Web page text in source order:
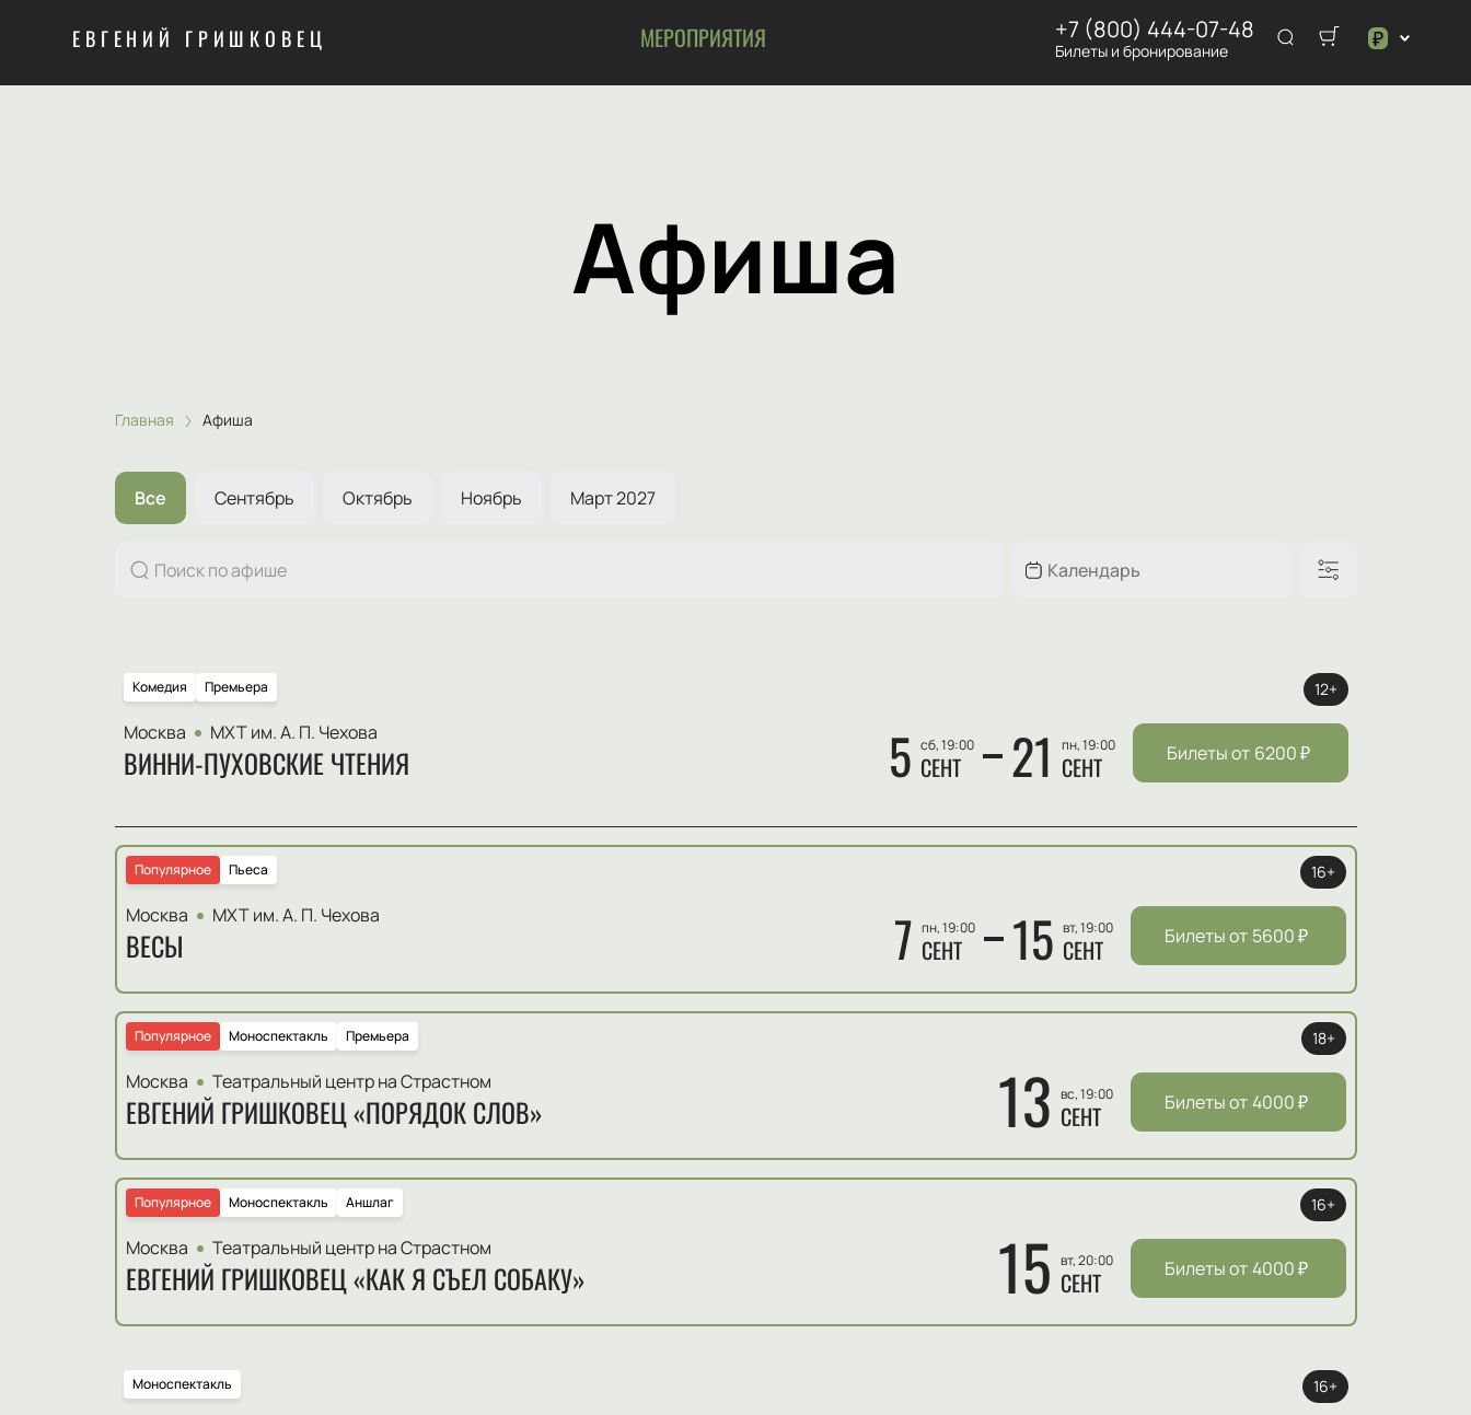
ЕВГЕНИЙ ГРИШКОВЕЦ МЕРОПРИЯТИЯ +7 (800) 444-07-48
Билеты и бронирование ₽
$
Афиша
Главная Афиша
Все Сентябрь Октябрь Ноябрь Март 2027
Комедия Премьера
Москва МХТ им. А. П. Чехова
ВИННИ-ПУХОВСКИЕ ЧТЕНИЯ 5 сб, 19:00
СЕНТ 21 пн, 19:00
СЕНТ
12+
Билеты от 6200₽
Пьеса
Популярное
Москва МХТ им. А. П. Чехова
ВЕСЫ 7 пн, 19:00
СЕНТ 15 вт, 19:00
СЕНТ
16+
Билеты от 5600₽
Моноспектакль
Популярное Премьера
Москва Театральный центр на Страстном
ЕВГЕНИЙ ГРИШКОВЕЦ «ПОРЯДОК СЛОВ» 13 вс, 19:00
СЕНТ
18+
Билеты от 4000₽
Моноспектакль
Популярное Аншлаг
Москва Театральный центр на Страстном
ЕВГЕНИЙ ГРИШКОВЕЦ «КАК Я СЪЕЛ СОБАКУ» 15 вт, 20:00
СЕНТ
16+
Билеты от 4000₽
Моноспектакль 16+